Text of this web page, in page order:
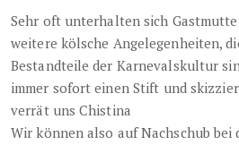
Sehr oft unterhalten sich
weitere kölsche Angelegenheiten,
Bestandteile der Karnevalskultur
immer sofort einen Stift und
verrät uns Chistina
Wir können also auf Nachschub bei